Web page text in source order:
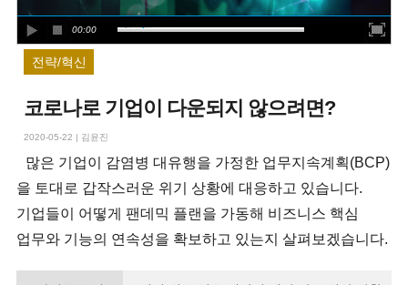
00:00
전략/혁신
코로나로 기업이 다운되지 않으려면?
2020-05-22 | 김윤진
많은 기업이 감염병 대유행을 가정한 업무지속계획(BCP)
을 토대로 갑작스러운 위기 상황에 대응하고 있습니다.
기업들이 어떻게 팬데믹 플랜을 가동해 비즈니스 핵심
업무와 기능의 연속성을 확보하고 있는지 살펴보겠습니다.